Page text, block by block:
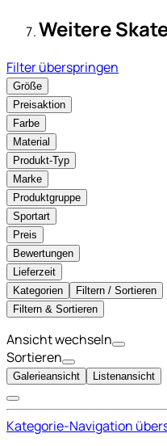
Weitere
Filter überspringen
Größe
Preisaktion
Farbe
Material
Produkt-Typ
Marke
Produktgruppe
Sportart
Preis
Bewertungen
Lieferzeit
Kategorien
Filtern / Sortieren
Filtern & Sortieren
Ansicht wechseln
Sortieren
Galerieansicht Listenansicht
Kategorie-Navigation